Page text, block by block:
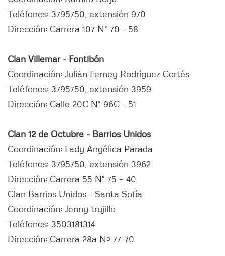
Teléfonos: 3795750, extensión 970
Dirección: Carrera 107 N° 70 - 58
Clan Villemar - Fontibón
Coordinación: Julián Ferney Rodríguez Cortés
Teléfonos: 3795750, extensión 3959
Dirección: Calle 20C N° 96C - 51
Clan 12 de Octubre - Barrios Unidos
Coordinación: Lady Angélica Parada
Teléfonos: 3795750, extensión 3962
Dirección: Carrera 55 N° 75 – 40
Clan Barrios Unidos - Santa Sofía
Coordinación: Jenny trujillo
Teléfonos: 3503181314
Dirección: Carrera 28a Nº 77-70